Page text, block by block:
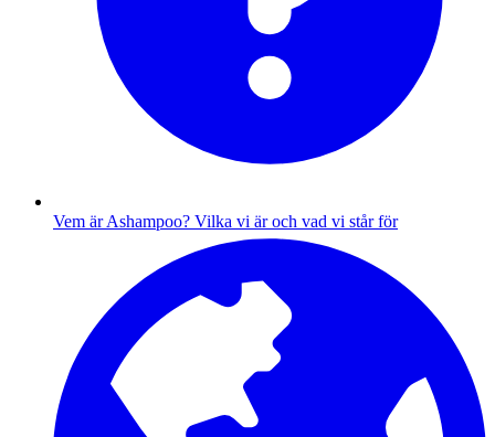
Vem är Ashampoo? Vilka vi är och vad vi står för